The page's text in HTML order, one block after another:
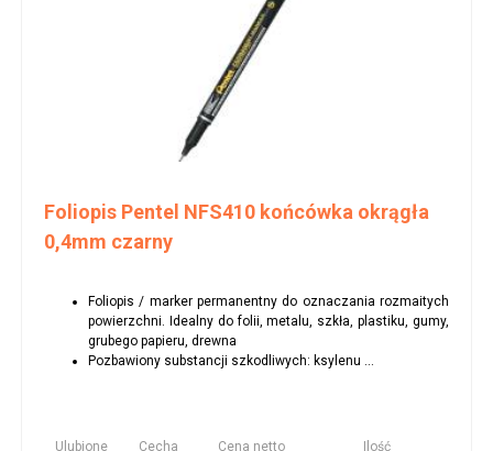
Foliopis Pentel NFS410 końcówka okrągła
0,4mm czarny
Foliopis / marker permanentny do oznaczania rozmaitych
powierzchni. Idealny do folii, metalu, szkła, plastiku, gumy,
grubego papieru, drewna
Pozbawiony substancji szkodliwych: ksylenu ...
Ulubione Cecha Cena netto Ilość